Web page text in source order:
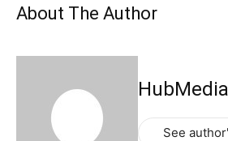
About The Author
HubMedia
See